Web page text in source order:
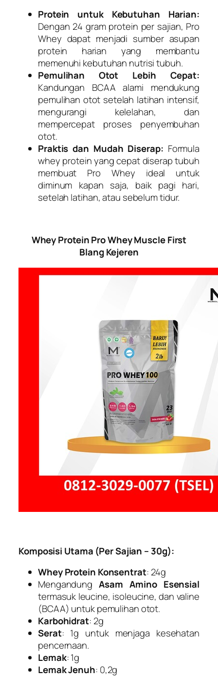
Protein untuk Kebutuhan Harian:
Dengan 24 gram protein per sajian, Pro
Whey dapat menjadi sumber asupan
protein harian yang membantu
memenuhi kebutuhan nutrisi tubuh.
Pemulihan Otot Lebih Cepat:
Kandungan BCAA alami mendukung
pemulihan otot setelah latihan intensif,
mengurangi kelelahan, dan
mempercepat proses penyembuhan
otot.
Praktis dan Mudah Diserap: Formula
whey protein yang cepat diserap tubuh
membuat Pro Whey ideal untuk
diminum kapan saja, baik pagi hari,
setelah latihan, atau sebelum tidur.
Whey Protein Pro Whey Muscle First
Blang Kejeren
Komposisi Utama (Per Sajian – 30g):
Whey Protein Konsentrat: 24g
MengandungAsam Amino Esensial
termasuk leucine, isoleucine, dan valine
(BCAA) untuk pemulihan otot.
Karbohidrat: 2g
Serat: 1g untuk menjaga kesehatan
pencernaan.
Lemak: 1g
Lemak Jenuh: 0,2g